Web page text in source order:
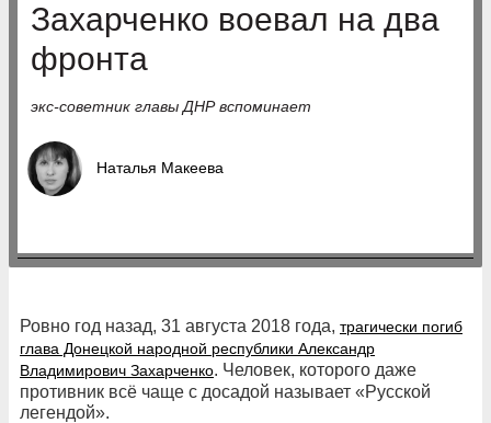
Захарченко воевал на два
фронта
экс-советник главы ДНР вспоминает
Наталья Макеева
Ровно год назад, 31 августа 2018 года, трагически погиб
глава Донецкой народной республики Александр
Владимирович Захарченко. Человек, которого даже
противник всё чаще с досадой называет «Русской
легендой».